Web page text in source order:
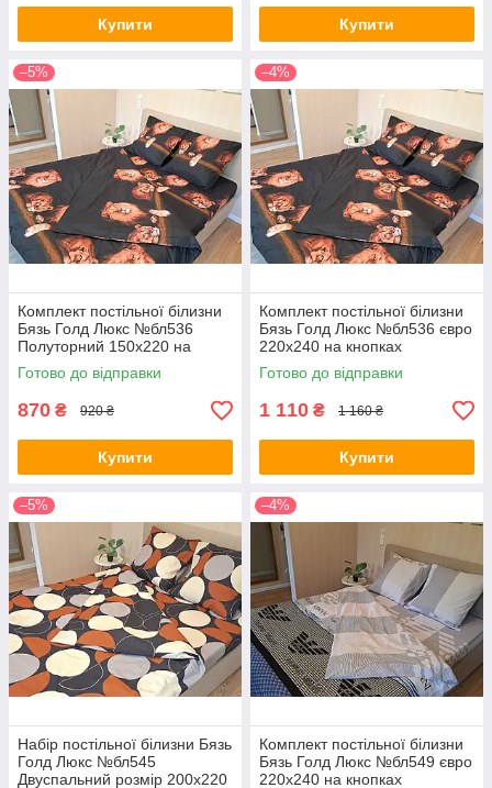
Купити Купити
–5%
Комплект постільної білизни
Бязь Голд Люкс №бл536
Полуторний 150х220 на
кнопках
Готово до відправки
870 ₴ 920 ₴
Купити
–4%
Комплект постільної білизни
Бязь Голд Люкс №бл536 євро
220х240 на кнопках
Готово до відправки
1 110 ₴ 1 160 ₴
Купити
–5%
Набір постільної білизни Бязь
Голд Люкс №бл545
Двуспальний розмір 200х220
–4%
Комплект постільної білизни
Бязь Голд Люкс №бл549 євро
220х240 на кнопках